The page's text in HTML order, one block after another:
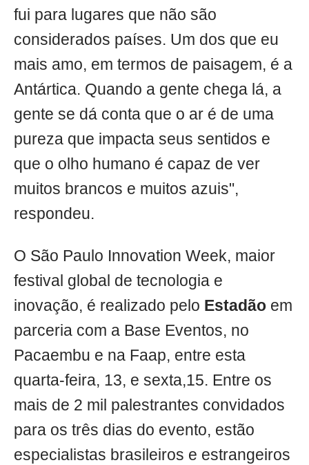
fui para lugares que não são
considerados países. Um dos que eu
mais amo, em termos de paisagem, é a
Antártica. Quando a gente chega lá, a
gente se dá conta que o ar é de uma
pureza que impacta seus sentidos e
que o olho humano é capaz de ver
muitos brancos e muitos azuis",
respondeu.
O São Paulo Innovation Week, maior
festival global de tecnologia e
inovação, é realizado pelo Estadão em
parceria com a Base Eventos, no
Pacaembu e na Faap, entre esta
quarta-feira, 13, e sexta,15. Entre os
mais de 2 mil palestrantes convidados
para os três dias do evento, estão
especialistas brasileiros e estrangeiros